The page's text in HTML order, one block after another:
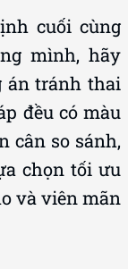
cuối cùng
mình, hãy
án tránh thai
đều có màu
cân so sánh,
chọn tối ưu
và viên mãn